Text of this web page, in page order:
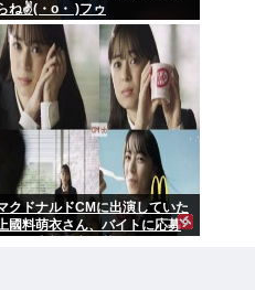
ね✌(・o・ )フゥ
クドナルドCMに出演していた
國料萌衣さん、バイトに応募